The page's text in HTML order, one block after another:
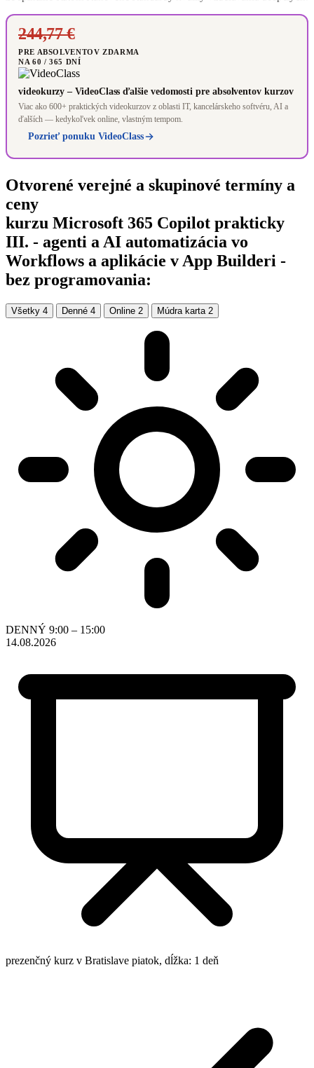
244,77 €
PRE ABSOLVENTOV ZDARMA
NA 60 / 365 DNÍ
videokurzy – VideoClass ďalšie vedomosti pre absolventov kurzov
Viac ako 600+ praktických videokurzov z oblasti IT, kancelárskeho softvéru, AI a
ďalších — kedykoľvek online, vlastným tempom.
Pozrieť ponuku VideoClass
Otvorené verejné a skupinové termíny a
ceny
kurzu Microsoft 365 Copilot prakticky
III. - agenti a AI automatizácia vo
Workflows a aplikácie v App Builderi -
bez programovania:
Všetky 4 Denné 4 Online 2 Múdra karta 2
DENNÝ 9:00 – 15:00
14.08.2026
prezenčný kurz v Bratislave piatok, dĺžka: 1 deň